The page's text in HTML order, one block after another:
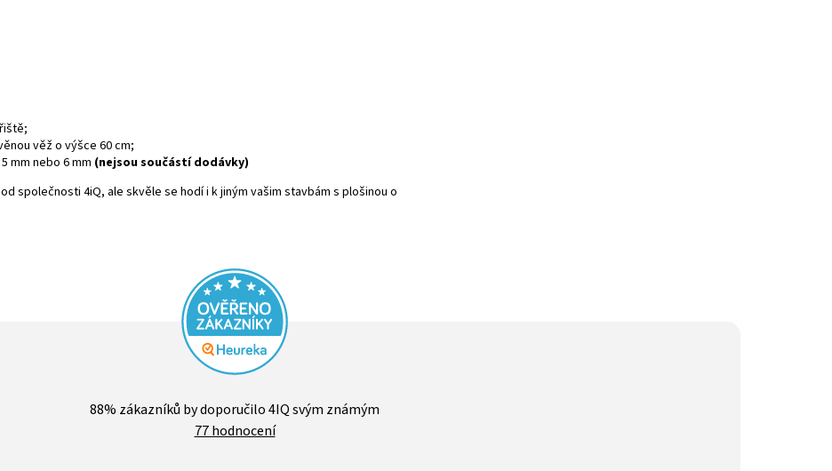
věž o výšce 60 cm;
mm nebo 6 mm (nejsou součástí dodávky)
společnosti 4iQ, ale skvěle se hodí i k jiným vašim stavbám s plošinou o
hodnocení
obchodu
je
88% zákazníků by doporučilo 4IQ svým známým
77 hodnocení